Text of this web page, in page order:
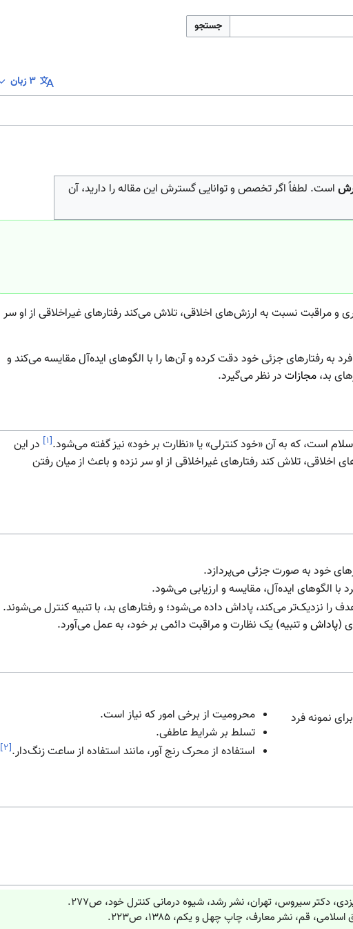
جستجو
۳ زبان
است. لطفاً اگر تخصص و توانایی گسترش این مقاله را دارید، آن
و مراقبت نسبت به ارزش‌های اخلاقی، تلاش می‌کند رفتارهای غیراخلاقی از او سر
به رفتارهای جزئی خود دقت کرده و آن‌‌ها را با الگوهای ایده‌آل مقایسه می‌کند و
بد، مجازات در نظر می‌گیرد.
است، که به آن «خود کنترلی» یا «نظارت بر خود» نیز گفته می‌شود.[۱] در این
تلاش کند رفتارهای غیراخلاقی از او سر نزده و باعث از میان رفتن
خود به صورت جزئی می‌پردازد.
الگوهای ایده‌آل، مقایسه و ارزیابی می‌شود.
را نزدیک‌تر می‌کند، پاداش داده می‌شود؛ و رفتارهای بد، با تنبیه کنترل می‌شوند.
(پاداشو تنبیه) یک نظارت و مراقبت دائمی بر خود، به عمل می‌آورد.
نمونه فرد
محرومیت از برخی امور که نیاز است.
تسلط بر شرایط عاطفی.
استفاده از محرک رنج آور، مانند استفاده از ساعت زنگ‌دار.[۲]
دکتر سیروس، تهران، نشر رشد، شیوه درمانی کنترل خود، ص۲۷۷.
قم، نشر معارف، چاپ چهل و یکم، ۱۳۸۵، ص۲۲۳.